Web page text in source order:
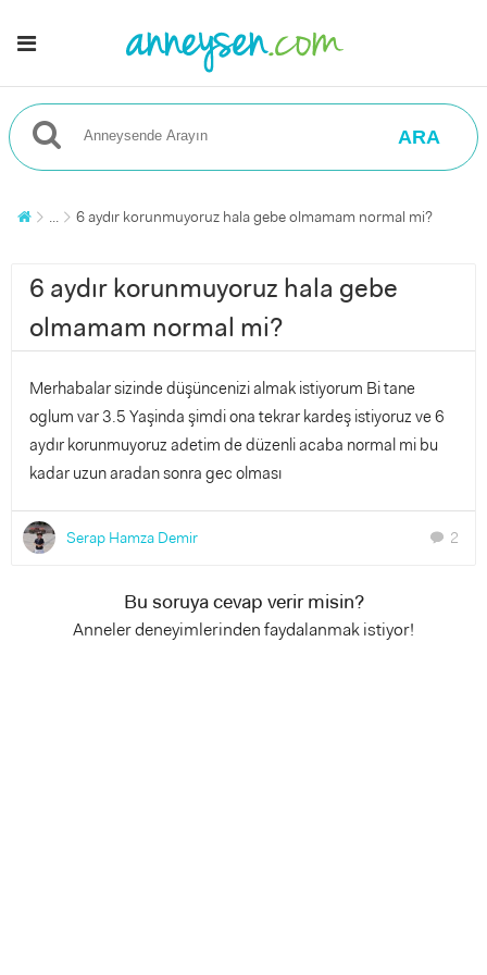
ARA
... 6 aydır korunmuyoruz hala gebe olmamam normal mi?
6 aydır korunmuyoruz hala gebe
olmamam normal mi?
Merhabalar sizinde düşüncenizi almak istiyorum Bi tane
oglum var 3.5 Yaşinda şimdi ona tekrar kardeş istiyoruz ve 6
aydır korunmuyoruz adetim de düzenli acaba normal mi bu
kadar uzun aradan sonra gec olması
Serap Hamza Demir chat 2
Bu soruya cevap verir misin?
Anneler deneyimlerinden faydalanmak istiyor!